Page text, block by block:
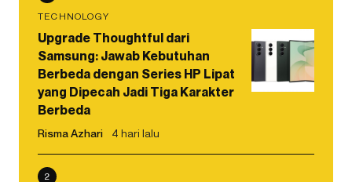
TECHNOLOGY
Upgrade Thoughtful dari
Samsung: Jawab Kebutuhan
Berbeda dengan Series HP Lipat
yang Dipecah Jadi Tiga Karakter
Berbeda
Risma Azhari 4 hari lalu
2